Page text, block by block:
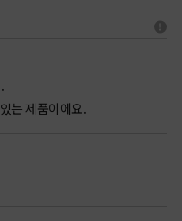
는 제품이에요.